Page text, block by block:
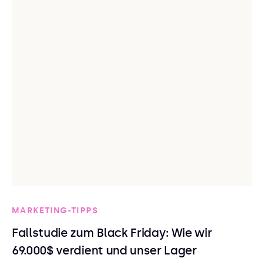
MARKETING-TIPPS
Fallstudie zum Black Friday: Wie wir
69.000$ verdient und unser Lager